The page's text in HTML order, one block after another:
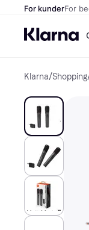
For kunderFor
Klarna/Shopping